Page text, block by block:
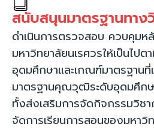
สนับสนุนมาตรฐานทาง
ดำเนินการตรวจสอบ ควบคุมห
มหาวิทยาลัยนเรศวรให้เป็นไปต
อุดมศึกษาและเกณฑ์มาตรฐาน
มาตรฐานคุณวุฒิระดับอุดมศึก
ทั้งส่งเสริมการจัดกิจกรรมวิช
จัดการเรียนการสอนของมหาวิ